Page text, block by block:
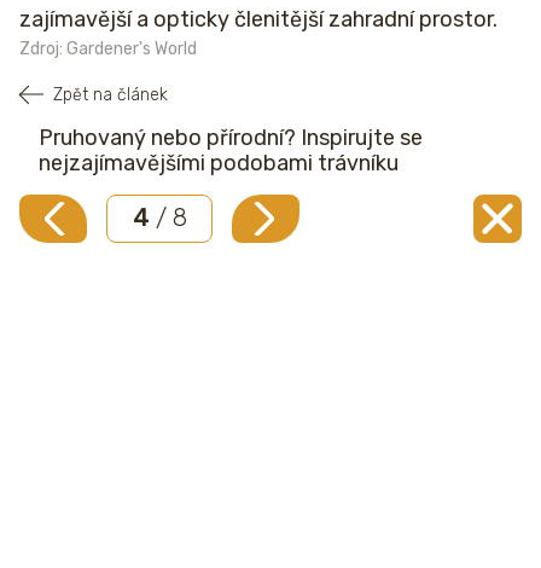
zajímavější a opticky členitější zahradní prostor.
Zdroj: Gardener's World
Zpět na článek
Pruhovaný nebo přírodní? Inspirujte se
nejzajímavějšími podobami trávníku
4 / 8